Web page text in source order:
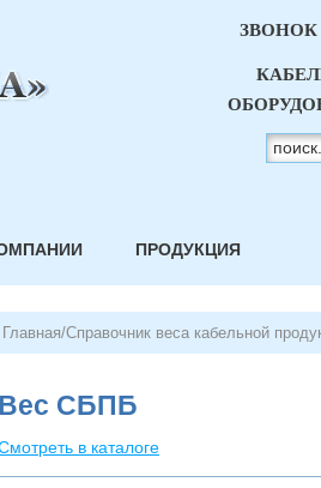
ПРОДУКЦИЯ
Главная/Справочник веса кабельной
Вес СБПБ
в каталоге